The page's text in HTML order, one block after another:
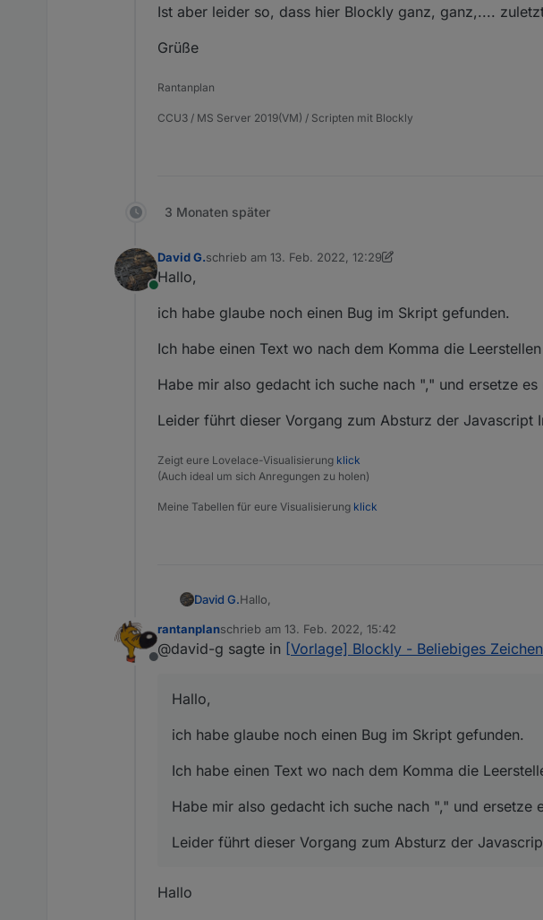
Ist aber leider so, dass hier Blockly ganz, ganz,....
Grüße
Rantanplan
CCU3 / MS Server 2019(VM) / Scripten mit Blockly
3 Monaten später
Online
David G.schrieb am 13. Feb. 2022, 12:29
zuletzt editiert von David G.
Hallo,
ich habe glaube noch einen Bug im Skript gefunden.
Ich habe einen Text wo nach dem Komma die
Habe mir also gedacht ich suche nach "," und ersetze es
Leider führt dieser Vorgang zum Absturz der Javascript
Zeigt eure Lovelace-Visualisierung klick
(Auch ideal um sich Anregungen zu holen)
Meine Tabellen für eure Visualisierung klick
David G.Hallo,
ich habe glaube noch einen Bug im Skript gefunden.
Leider führt dieser Vorgang zum Absturz der
Offline
rantanplanschrieb am 13. Feb. 2022, 15:42
zuletzt editiert von
@david-g sagte in [Vorlage] Blockly - Beliebiges
Hallo,
ich habe glaube noch einen Bug im Skript gefunden.
Ich habe einen Text wo nach dem Komma die
Habe mir also gedacht ich suche nach "," und ersetze
Leider führt dieser Vorgang zum Absturz der
Hallo